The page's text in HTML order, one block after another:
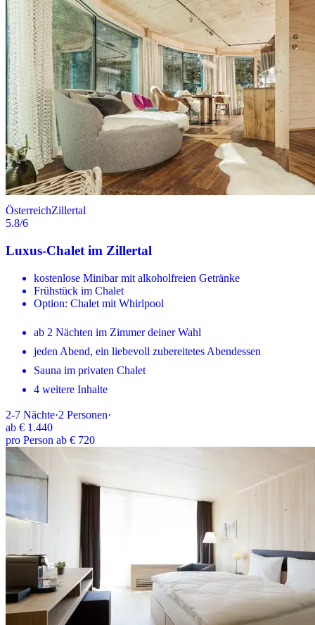
ÖsterreichZillertal
5.8/6
Luxus-Chalet im Zillertal
kostenlose Minibar mit alkoholfreien Getränke
Frühstück im Chalet
Option: Chalet mit Whirlpool
ab 2 Nächten im Zimmer deiner Wahl
jeden Abend, ein liebevoll zubereitetes Abendessen
Sauna im privaten Chalet
4 weitere Inhalte
2-7 Nächte·2 Personen·
ab € 1.440
pro Person ab € 720